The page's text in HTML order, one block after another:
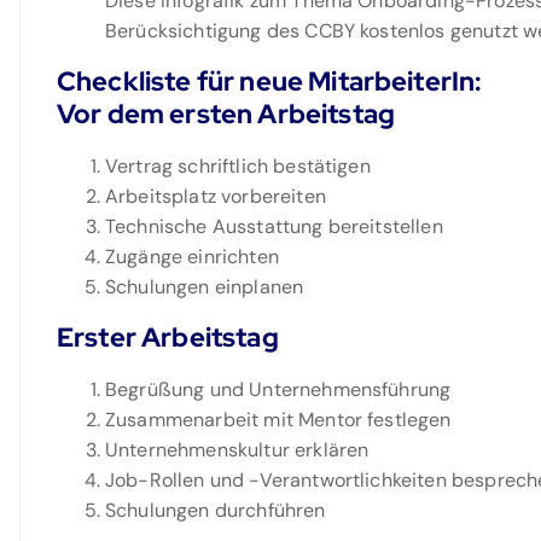
Berücksichtigung des CCBY kostenlos genutzt
Checkliste für neue MitarbeiterIn:
Vor dem ersten Arbeitstag
Vertrag schriftlich bestätigen
Arbeitsplatz vorbereiten
Technische Ausstattung bereitstellen
Zugänge einrichten
Schulungen einplanen
Erster Arbeitstag
Begrüßung und Unternehmensführung
Zusammenarbeit mit Mentor festlegen
Unternehmenskultur erklären
Job-Rollen und -Verantwortlichkeiten
Schulungen durchführen